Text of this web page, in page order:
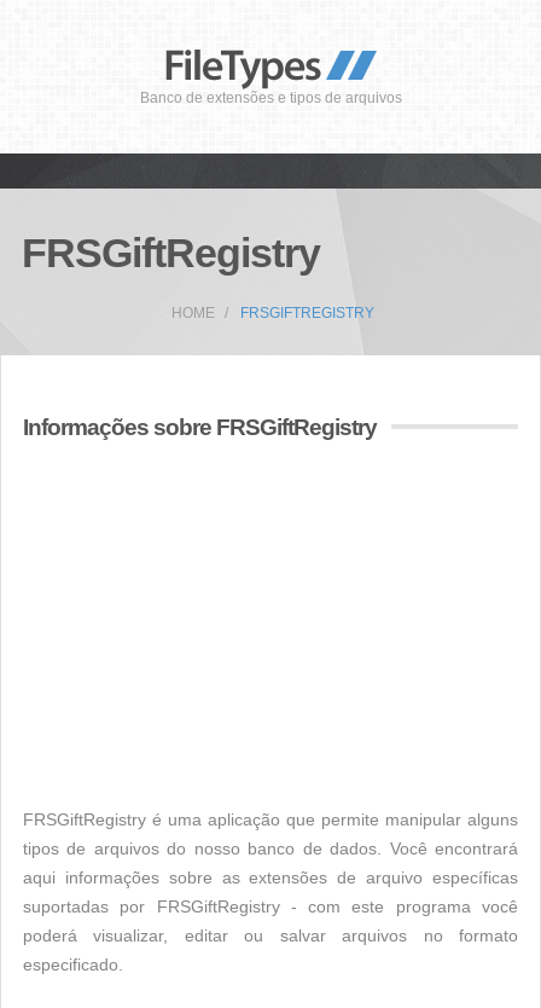
Banco de extensões e tipos de arquivos
FRSGiftRegistry
HOME FRSGIFTREGISTRY
Informações sobre FRSGiftRegistry
FRSGiftRegistry é uma aplicação que permite manipular alguns
tipos de arquivos do nosso banco de dados. Você encontrará
aqui informações sobre as extensões de arquivo específicas
suportadas por FRSGiftRegistry - com este programa você
poderá visualizar, editar ou salvar arquivos no formato
especificado.